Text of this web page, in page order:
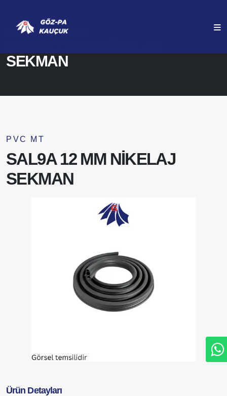
SEKMAN
ANASAYFA ÜRÜNLERIMIZ
PVC MT
SAL9A 12 MM NİKELAJ
SEKMAN
Ürün Detayları